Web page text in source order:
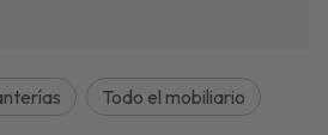
Todo el mobiliario